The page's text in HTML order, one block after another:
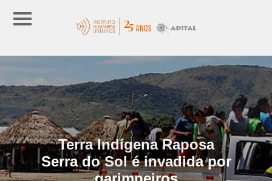
Terra Indígena Raposa
Serra do Sol é invadida por